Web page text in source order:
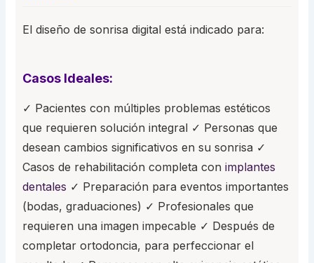
El diseño de sonrisa digital está indicado para:
Casos Ideales:
✓ Pacientes con múltiples problemas estéticos
que requieren solución integral ✓ Personas que
desean cambios significativos en su sonrisa ✓
Casos de rehabilitación completa con implantes
dentales ✓ Preparación para eventos importantes
(bodas, graduaciones) ✓ Profesionales que
requieren una imagen impecable ✓ Después de
completar ortodoncia, para perfeccionar el